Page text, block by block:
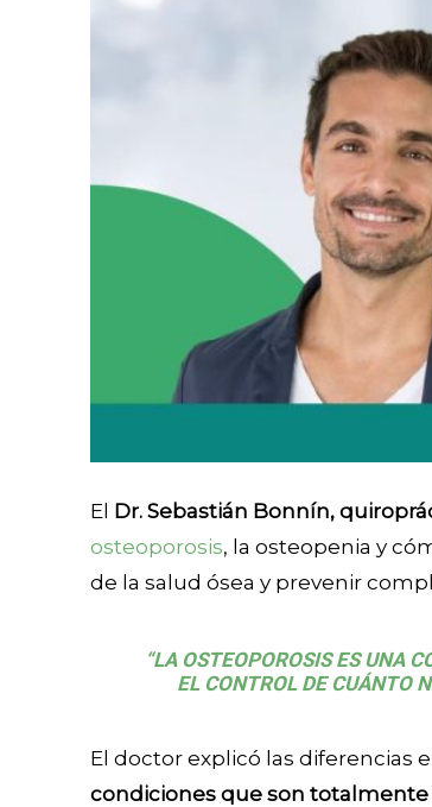
El Dr. Sebastián Bonnín,
osteoporosis, la osteopenia y
de la salud ósea y prevenir
“LA OSTEOPOROSIS ES UNA
EL CONTROL DE CUÁNTO
El doctor explicó las diferencias
condiciones que son totalmente